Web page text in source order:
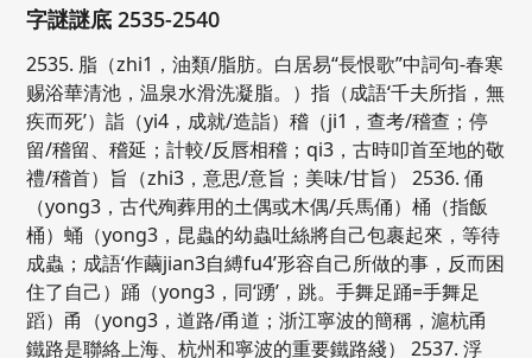
字謎謎底 2535-2540
2535. 脂（zhi1，油類/脂肪。白居易“長恨歌”中詞句-春寒
赐浴華清池，温泉水滑洗凝脂。）指（成語‘千夫所指，無
疾而死’）詣（yi4，成就/造詣）稽（ji1，查考/稽查；停
留/稽留、稽延；計較/反唇相稽；qi3，古時叩首至地的敬
禮/稽首）旨（zhi3，意思/意旨；美味/甘旨） 2536. 俑
（yong3，古代殉葬用的土偶或木偶/兵馬俑）桶（指飯
桶）蛹（yong3，昆蟲的幼蟲吐絲將自己包裹起來，等待
成蟲；成語‘作繭jian3自縛fu4’形容自己所做的事，反而困
住了自己）踊（yong3，同‘踴’，跳。手舞足踊=手舞足
蹈）甬（yong3，道路/甬道；浙江寧波的簡稱，滬杭甬
鐵路是聯絡上海、杭州和寧波的重要鐵路綫） 2537. 浮